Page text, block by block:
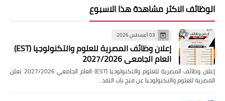
الاكثر مشاهدة هذا الاسبوع
03 أغسطس 2026
إعلان وظائف المصرية للعلوم والتكنولوجيا (EST)
العام الجامعي 2027/2026
إعلان وظائف المصرية للعلوم والتكنولوجيا (EST) العام الجامعي 2027/2026 تعلن
للعلوم والتكنولوجيا عن فتح باب التقد…